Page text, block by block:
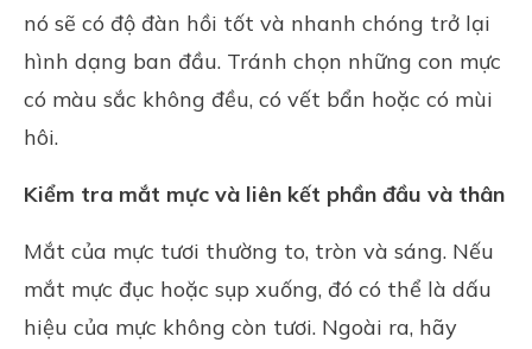
nó sẽ có độ đàn hồi tốt và nhanh chóng trở lại
hình dạng ban đầu. Tránh chọn những con mực
có màu sắc không đều, có vết bẩn hoặc có mùi
hôi.
Kiểm tra mắt mực và liên kết phần đầu và thân
Mắt của mực tươi thường to, tròn và sáng. Nếu
mắt mực đục hoặc sụp xuống, đó có thể là dấu
hiệu của mực không còn tươi. Ngoài ra, hãy